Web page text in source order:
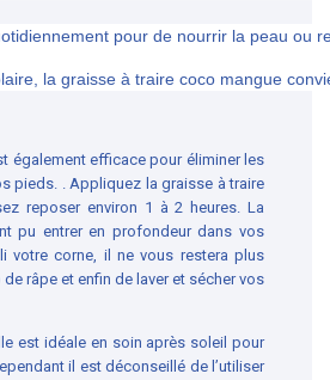
pour de nourrir la peau ou
la graisse à traire coco mangue
également efficace pour éliminer les
pieds. . Appliquez la graisse à traire
reposer environ 1 à 2 heures. La
pu entrer en profondeur dans vos
votre corne, il ne vous restera plus
de râpe et enfin de laver et sécher vos
est idéale en soin après soleil pour
il est déconseillé de l’utiliser